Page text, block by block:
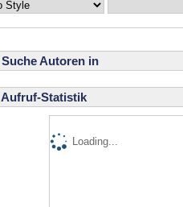
Suche Autoren in
Aufruf-Statistik
Loading...